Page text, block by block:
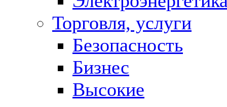
Торговля, услуги
Безопасность
Бизнес
Высокие